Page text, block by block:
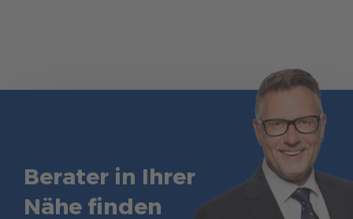
Berater in Ihrer
Nähe finden